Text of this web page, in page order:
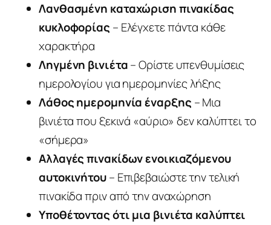
Λανθασμένη καταχώριση πινακίδας
κυκλοφορίας – Ελέγχετε πάντα κάθε
χαρακτήρα
Ληγμένη βινιέτα– Ορίστε υπενθυμίσεις
ημερολογίου για ημερομηνίες λήξης
Λάθος ημερομηνία έναρξης – Μια
βινιέτα που ξεκινά «αύριο» δεν καλύπτει το
«σήμερα»
Αλλαγές πινακίδων ενοικιαζόμενου
αυτοκινήτου– Επιβεβαιώστε την τελική
πινακίδα πριν από την αναχώρηση
Υποθέτοντας ότι μια βινιέτα καλύπτει